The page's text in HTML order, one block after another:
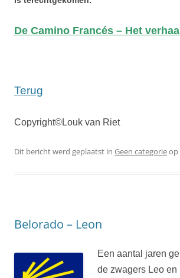
De Camino Francés – Het
Terug
Copyright©Louk van Riet
Dit bericht werd geplaatst in Geen categorieop
Belorado – Leon
Een aantal jaren
de zwagers Leo en